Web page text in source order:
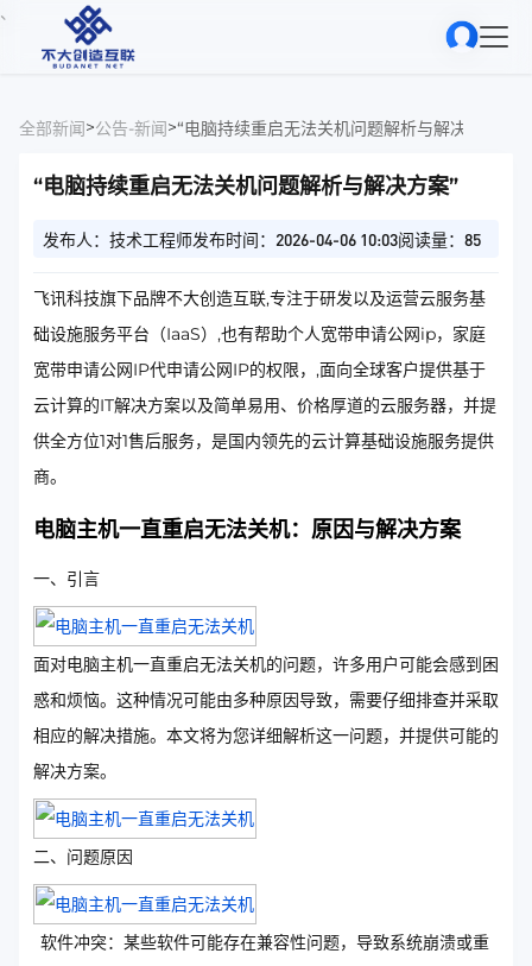
、
全部新闻>公告-新闻>“电脑持续重启无法关机问题解析与解决方案”
“电脑持续重启无法关机问题解析与解决方案”
发布人：技术工程师发布时间：2026-04-06 10:03阅读量：85
飞讯科技旗下品牌不大创造互联,专注于研发以及运营云服务基
础设施服务平台（IaaS）,也有帮助个人宽带申请公网ip，家庭
宽带申请公网IP代申请公网IP的权限，,面向全球客户提供基于
云计算的IT解决方案以及简单易用、价格厚道的云服务器，并提
供全方位1对1售后服务，是国内领先的云计算基础设施服务提供
商。
电脑主机一直重启无法关机：原因与解决方案
一、引言
面对电脑主机一直重启无法关机的问题，许多用户可能会感到困
惑和烦恼。这种情况可能由多种原因导致，需要仔细排查并采取
相应的解决措施。本文将为您详细解析这一问题，并提供可能的
解决方案。
二、问题原因
软件冲突：某些软件可能存在兼容性问题，导致系统崩溃或重